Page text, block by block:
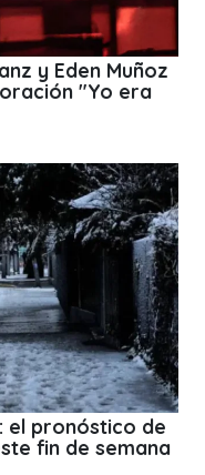
y Eden Muñoz
"Yo era
el pronóstico de
fin de semana